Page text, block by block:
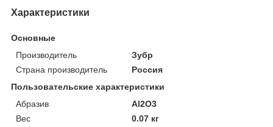
Характеристики
Основные
Производитель
Зубр
Страна производитель
Россия
Пользовательские характеристики
Абразив
Al2O3
Вес
0.07 кг